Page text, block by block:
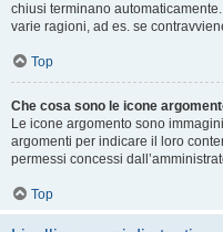
chiusi terminano
varie ragioni, ad es. se
Top
Che cosa sono le icone
Le icone argomento sono
argomenti per indicare il loro
permessi concessi
Top